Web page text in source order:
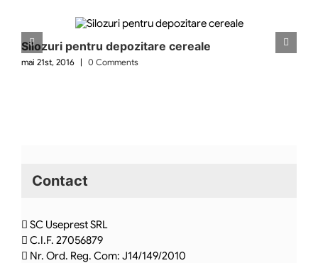
Silozuri pentru depozitare cereale
mai 21st, 2016 | 0 Comments
Contact
SC Useprest SRL
C.I.F. 27056879
Nr. Ord. Reg. Com: J14/149/2010